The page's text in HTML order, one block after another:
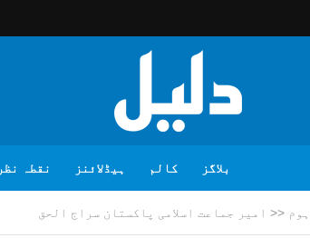
بلاگز کالم ہیڈلائنز نقطہ نظر
ہوم << امیر جماعت اسلامی پاکستان سراج الحق